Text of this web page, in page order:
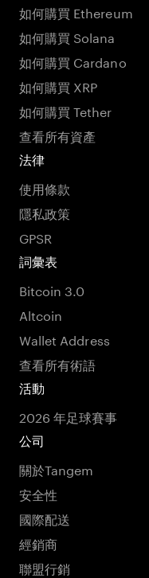
如何購買 Ethereum
如何購買 Solana
如何購買 Cardano
如何購買 XRP
如何購買 Tether
查看所有資產
法律
使用條款
隱私政策
GPSR
詞彙表
Bitcoin 3.0
Altcoin
Wallet Address
查看所有術語
活動
2026 年足球賽事
公司
關於Tangem
安全性
國際配送
經銷商
聯盟行銷